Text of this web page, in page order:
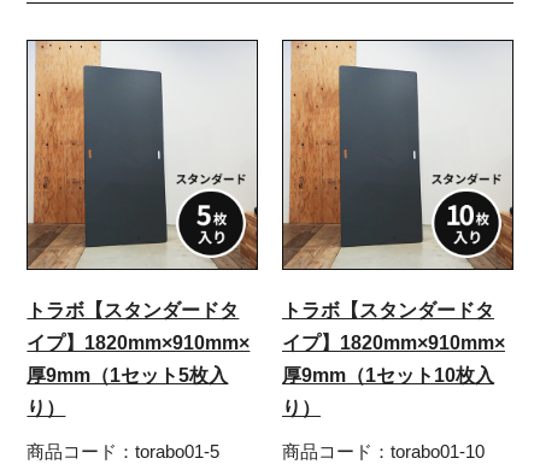
トラボ【スタンダードタ
イプ】1820mm×910mm×
厚9mm（1セット5枚入
り）
商品コード：torabo01-5
トラボ【スタンダードタ
イプ】1820mm×910mm×
厚9mm（1セット10枚入
り）
商品コード： torabo01-10